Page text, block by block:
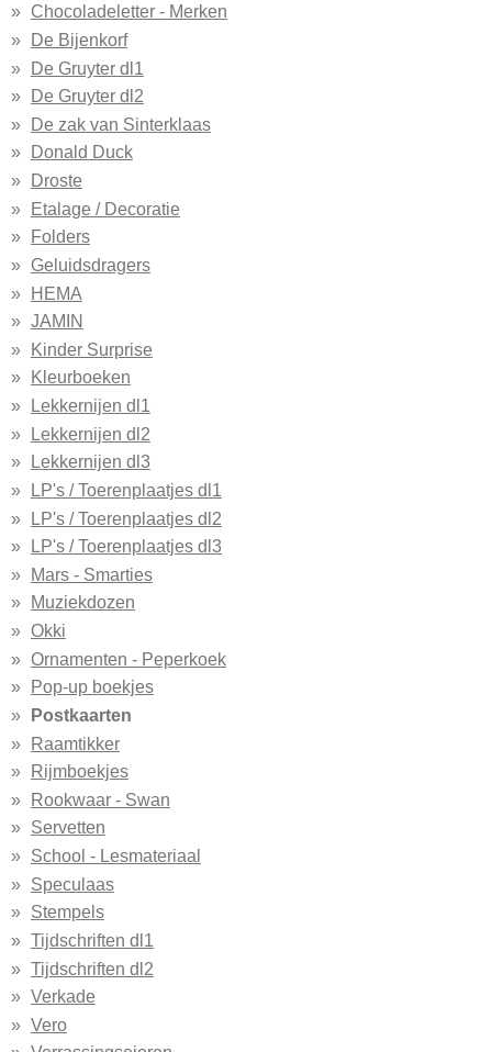
Chocoladeletter - Merken
De Bijenkorf
De Gruyter dl1
De Gruyter dl2
De zak van Sinterklaas
Donald Duck
Droste
Etalage / Decoratie
Folders
Geluidsdragers
HEMA
JAMIN
Kinder Surprise
Kleurboeken
Lekkernijen dl1
Lekkernijen dl2
Lekkernijen dl3
LP's / Toerenplaatjes dl1
LP's / Toerenplaatjes dl2
LP's / Toerenplaatjes dl3
Mars - Smarties
Muziekdozen
Okki
Ornamenten - Peperkoek
Pop-up boekjes
Postkaarten
Raamtikker
Rijmboekjes
Rookwaar - Swan
Servetten
School - Lesmateriaal
Speculaas
Stempels
Tijdschriften dl1
Tijdschriften dl2
Verkade
Vero